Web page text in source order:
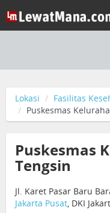
Lokasi Fasilitas
Puskesmas
Puskesmas
Tengsin
Jl. Karet Pasar Baru
Jakarta Pusat, DKI